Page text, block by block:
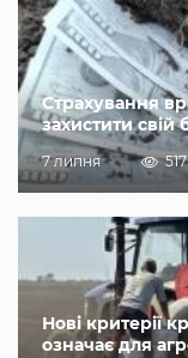
Страхування
захистити свій
7 липня 517
Нові критерії
означає для